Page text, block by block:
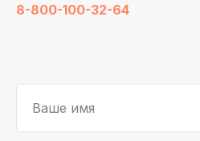
8-800-100-32-64
Ваше имя